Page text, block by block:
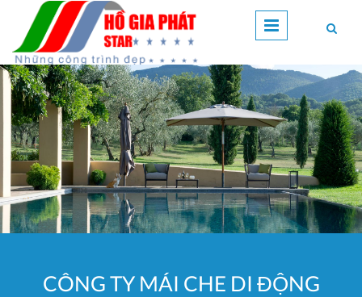
Nhảy đến nội dung
CÔNG TY MÁI CHE DI ĐỘNG